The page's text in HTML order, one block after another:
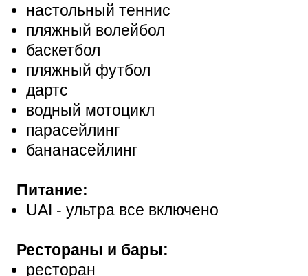
настольный теннис
пляжный волейбол
баскетбол
пляжный футбол
дартс
водный мотоцикл
парасейлинг
бананасейлинг
Питание:
UAI - ультра все включено
Рестораны и бары:
ресторан